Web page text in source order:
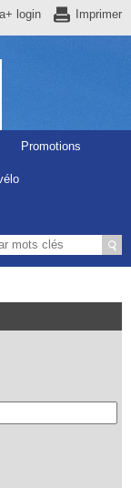
Imprimer
login
Promotions